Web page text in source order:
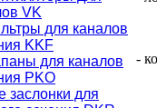
VK
для каналов
KKF
для каналов
PKO
заслонки для
-